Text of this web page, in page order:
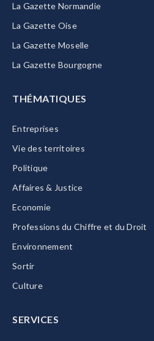
La Gazette Normandie
La Gazette Oise
La Gazette Moselle
La Gazette Bourgogne
THÉMATIQUES
Entreprises
Vie des territoires
Politique
Affaires & Justice
Economie
Professions du Chiffre et du Droit
Environnement
Sortir
Culture
SERVICES